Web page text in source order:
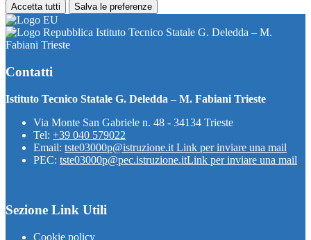
Accetta tutti Salva le preferenze
Istituto Tecnico Statale G. Deledda – M.
Fabiani Trieste
Contatti
Istituto Tecnico Statale G. Deledda – M. Fabiani Trieste
Via Monte San Gabriele n. 48 - 34134 Trieste
Tel: +39 040 579022
Email: tste03000p@istruzione.it Link per inviare una mail
PEC: tste03000p@pec.istruzione.itLink per inviare una mail
Sezione Link Utili
Cookie policy